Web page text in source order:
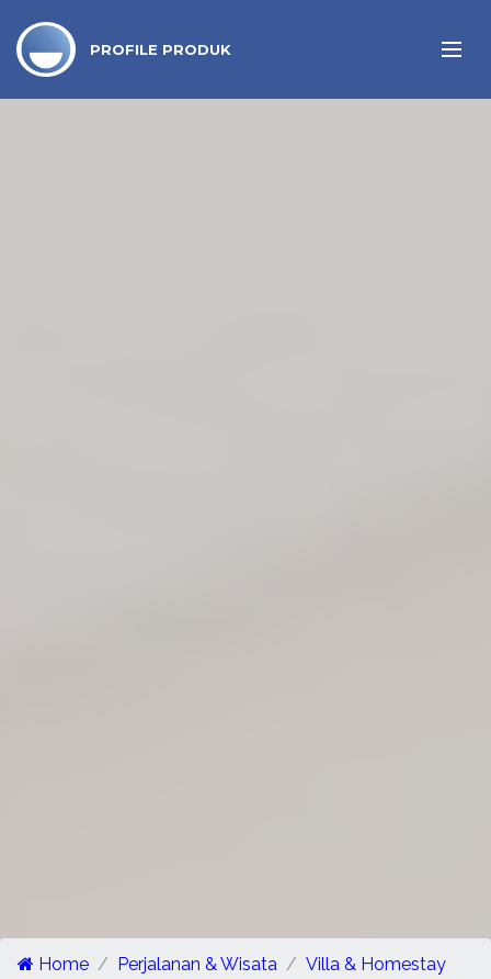
PROFILE PRODUK
Home Perjalanan & Wisata
Villa & Homestay